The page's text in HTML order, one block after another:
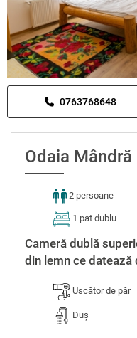
0763768648
Odaia Mândră
2 persoane
1 pat dublu
Cameră dublă
din lemn ce datează
Uscător de păr
Duș